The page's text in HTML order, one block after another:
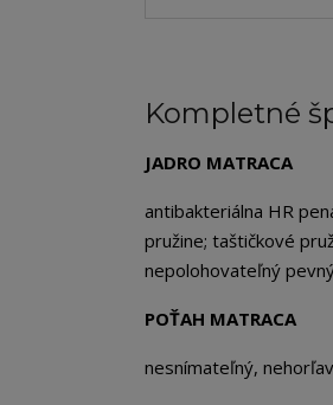
Kompletné
JADRO MATRACA
antibakteriálna HR
pružine; taštičkové
nepolohovateľný
POŤAH MATRACA
nesnímateľný,